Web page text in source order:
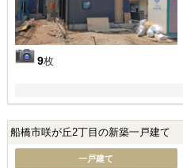
9枚
船橋市咲が丘2丁目の新築一戸建て
一戸建て